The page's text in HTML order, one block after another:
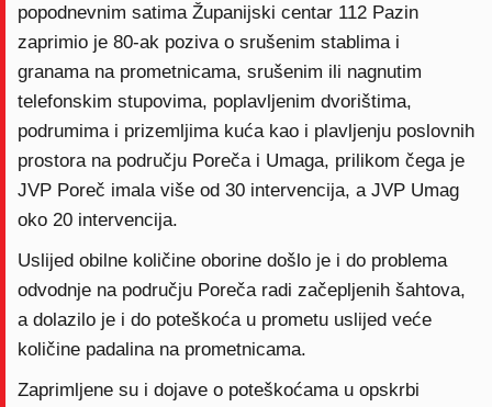
popodnevnim satima Županijski centar 112 Pazin
zaprimio je 80-ak poziva o srušenim stablima i
granama na prometnicama, srušenim ili nagnutim
telefonskim stupovima, poplavljenim dvorištima,
podrumima i prizemljima kuća kao i plavljenju poslovnih
prostora na području Poreča i Umaga, prilikom čega je
JVP Poreč imala više od 30 intervencija, a JVP Umag
oko 20 intervencija.
Uslijed obilne količine oborine došlo je i do problema
odvodnje na području Poreča radi začepljenih šahtova,
a dolazilo je i do poteškoća u prometu uslijed veće
količine padalina na prometnicama.
Zaprimljene su i dojave o poteškoćama u opskrbi